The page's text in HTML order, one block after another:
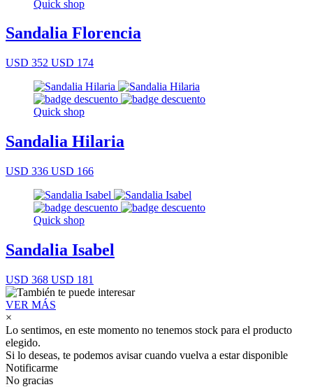
Quick shop
Sandalia Florencia
USD 352 USD 174
Quick shop
Sandalia Hilaria
USD 336 USD 166
Quick shop
Sandalia Isabel
USD 368 USD 181
VER MÁS
×
Lo sentimos, en este momento no tenemos stock para el producto
elegido.
Si lo deseas, te podemos avisar cuando vuelva a estar disponible
Notificarme
No gracias